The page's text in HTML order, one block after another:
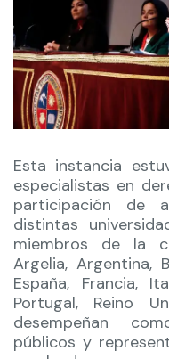
Esta instancia
especialistas en
participación de
distintas
miembros de la
Argelia, Argentina,
España, Francia,
Portugal, Reino
desempeñan
públicos y